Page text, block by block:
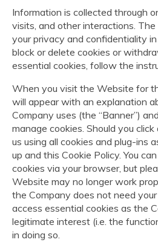
Information is collected through
visits, and other interactions.
your privacy and confidentiality
block or delete cookies or
essential cookies, follow the
When you visit the Website for
will appear with an explanation
Company uses (the “Banner”)
manage cookies. Should you
us using all cookies and plug-ins
up and this Cookie Policy. You
cookies via your browser, but
Website may no longer work
the Company does not need
access essential cookies as the
legitimate interest (i.e. the
in doing so.